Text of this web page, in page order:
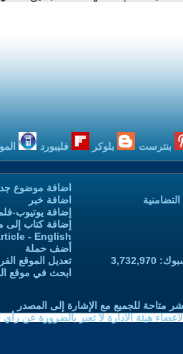
بنترست بلوكر فليبورد
اضافة موضوع
اضافة خبر
إضافة يوتيوب-
إضافة كتاب إلى
- English
أضف حملة
تعديل الموقع
ابحث في موقع
متاحة للجميع مع الإشارة إلى المصدر
هيئة الادارة لا تعبر بالضرورة عن رأي